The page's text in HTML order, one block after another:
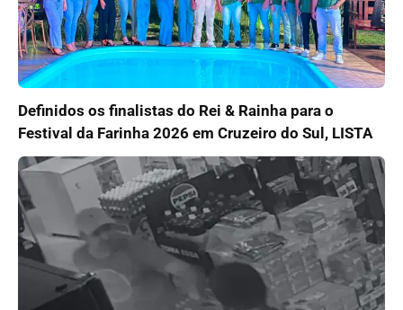
Definidos os finalistas do Rei & Rainha para o
Festival da Farinha 2026 em Cruzeiro do Sul, LISTA